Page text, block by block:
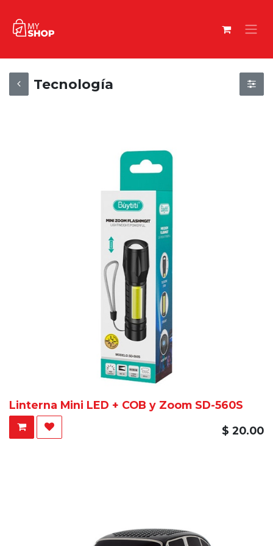
Tecnología
Linterna Mini LED + COB y Zoom SD-560S
$ 20.00